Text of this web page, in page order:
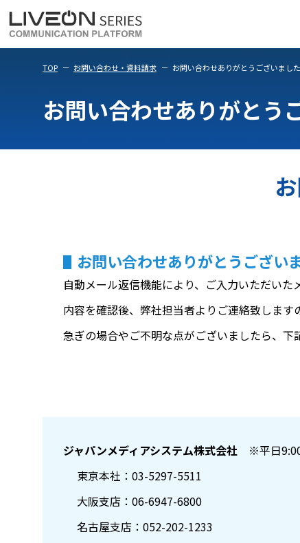
LiveOn MeetLiveOn
TOP お問い合わせ・資料請求 お問い合わせありがとうございまし
お問い合わせありがと
お問い合わせありがとうござい
自動メール返信機能により、ご入力いただい
内容を確認後、弊社担当者よりご連絡致します
急ぎの場合やご不明な点がございましたら、下
ジャパンメディアシステム株式会社 ※平日9:00
東京本社：03-5297-5511
大阪支店：06-6947-6800
名古屋支店：052-202-1233